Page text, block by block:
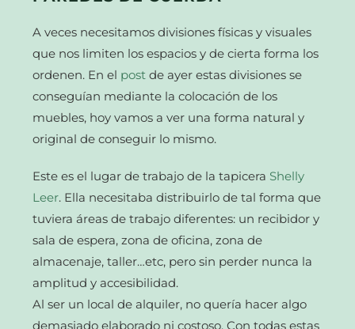
A veces necesitamos divisiones físicas y visuales
que nos limiten los espacios y de cierta forma los
ordenen. En el post de ayer estas divisiones se
conseguían mediante la colocación de los
muebles, hoy vamos a ver una forma natural y
original de conseguir lo mismo.
Este es el lugar de trabajo de la tapicera Shelly
Leer. Ella necesitaba distribuirlo de tal forma que
tuviera áreas de trabajo diferentes: un recibidor y
sala de espera, zona de oficina, zona de
almacenaje, taller…etc, pero sin perder nunca la
amplitud y accesibilidad.
Al ser un local de alquiler, no quería hacer algo
demasiado elaborado ni costoso. Con todas estas